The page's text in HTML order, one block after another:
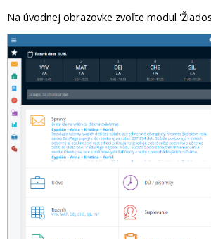
Na úvodnej obrazovke zvoľte modul